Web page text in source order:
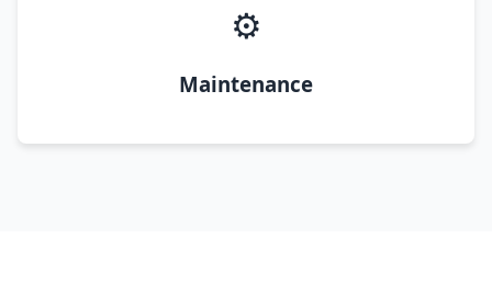
⚙️
Maintenance